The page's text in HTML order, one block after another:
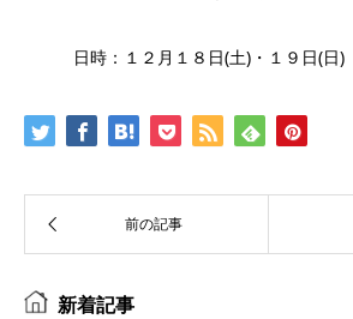
日時：１２月１８日(土)・１９日(
新着記事